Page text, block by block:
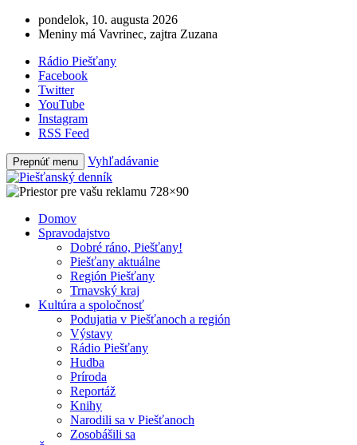
pondelok, 10. augusta 2026
Meniny má Vavrinec, zajtra Zuzana
Rádio Piešťany
Facebook
Twitter
YouTube
Instagram
RSS Feed
Prepnúť menu Vyhľadávanie
Domov
Spravodajstvo
Dobré ráno, Piešťany!
Piešťany aktuálne
Región Piešťany
Trnavský kraj
Kultúra a spoločnosť
Podujatia v Piešťanoch a región
Výstavy
Rádio Piešťany
Hudba
Príroda
Reportáž
Knihy
Narodili sa v Piešťanoch
Zosobášili sa